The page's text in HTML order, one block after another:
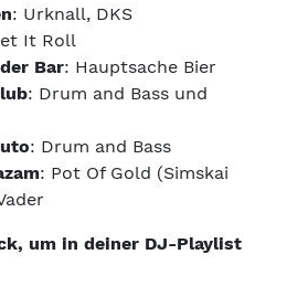
: Urknall, DKS
It Roll
Bar: Hauptsache Bier
: Drum and Bass und
: Drum and Bass
: Pot Of Gold (Simskai
um in deiner DJ-Playlist